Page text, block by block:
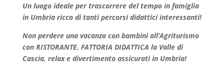
Un luogo ideale per trascorrere del tempo in famiglia
in Umbria ricco di tanti percorsi didattici interessanti!
Non perdere una vacanza con bambini all’Agriturismo
con RISTORANTE, FATTORIA DIDATTICA la Valle di
Cascia, relax e divertimento assicurati in Umbria!